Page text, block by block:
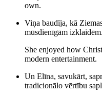
own.
Viņa baudīja, kā
mūsdienīgām izklaidēm.
She enjoyed how
modern entertainment.
Un Elīna, savukārt,
tradicionālo vērtību